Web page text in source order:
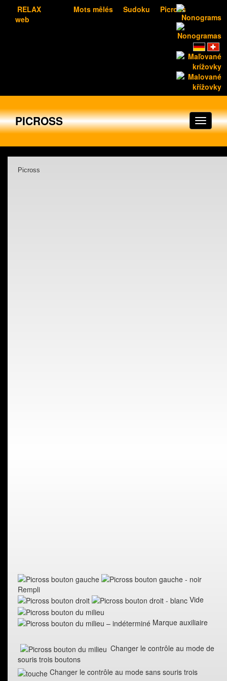
RELAX
web
Mots mêlés Sudoku Picross
PICROSS
Picross
Rempli
Vide
Marque auxiliaire
Changer le contrôle au mode de
souris trois boutons
Changer le contrôle au mode sans souris trois